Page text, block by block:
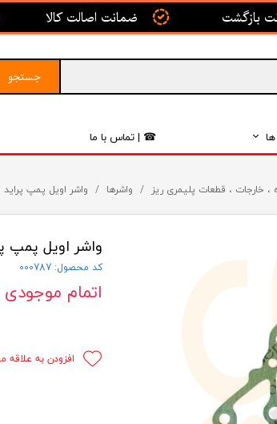
جستجو
☎ | تماس با ما
ضمانت اصالت کالا
، خارجات ، قطعات پلیمری ریز واشرها واشر اویل پمپ
واشر اویل پمپ
کد محصول: 000787
اتمام موجودی
افزودن به علاقه